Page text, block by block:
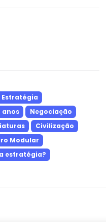
Estratégia
anos
Negociação
Civilização
Modular
estratégia?